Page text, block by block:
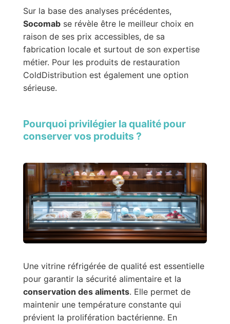
Sur la base des analyses précédentes,
Socomabse révèle être le meilleur choix en
raison de ses prix accessibles, de sa
fabrication locale et surtout de son expertise
métier. Pour les produits de restauration
ColdDistribution est également une option
sérieuse.
Pourquoi privilégier la qualité pour
conserver vos produits ?
Une vitrine réfrigérée de qualité est essentielle
pour garantir la sécurité alimentaire et la
conservation des aliments. Elle permet de
maintenir une température constante qui
prévient la prolifération bactérienne. En